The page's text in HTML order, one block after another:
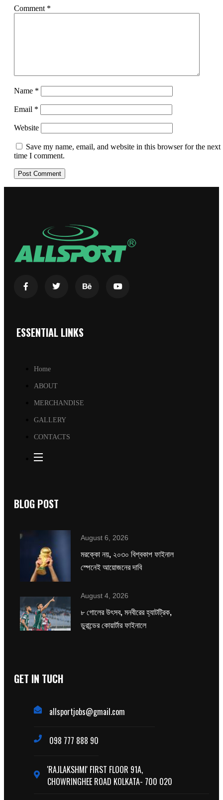
Comment *
Name *
Email *
Website
Save my name, email, and website in this browser for the next
time I comment.
ESSENTIAL LINKS
Home
ABOUT
MERCHANDISE
GALLERY
CONTACTS
BLOG POST
August 6, 2026
মরক্কো নয়, ২০৩০ বিশ্বকাপ ফাইনাল
স্পেনেই আয়োজনের দাবি
August 4, 2026
৮ গোলের উৎসব, মনবীরের হ্যাটট্রিক,
ডুরান্ডের কোয়ার্টার ফাইনালে
GET IN TUCH
allsportjobs@gmail.com
098 777 888 90
'RAJLAKSHMI' FIRST FLOOR 91A,
CHOWRINGHEE ROAD KOLKATA- 700 020